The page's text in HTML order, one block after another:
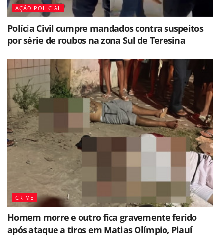
AÇÃO POLICIAL
Polícia Civil cumpre mandados contra suspeitos
por série de roubos na zona Sul de Teresina
CRIME
Homem morre e outro fica gravemente ferido
após ataque a tiros em Matias Olímpio, Piauí